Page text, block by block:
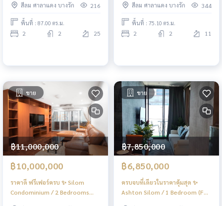
สีลม ศาลาแดง บางรัก
216
พื้นที่ : 87.00 ตร.ม.
2 2 25
สีลม ศาลาแดง บางรัก
344
พื้นที่ : 75.10 ตร.ม.
2 2 11
ขาย
฿11,000,000
฿10,000,000
ราคาดี ฟรีเฟอร์ครบ ✨ Silom
Condominium / 2 Bedrooms
ขาย
฿7,850,000
฿6,850,000
ครบจบที่เดียวในราคาคุ้มสุด ✨
Ashton Silom / 1 Bedroom (FOR